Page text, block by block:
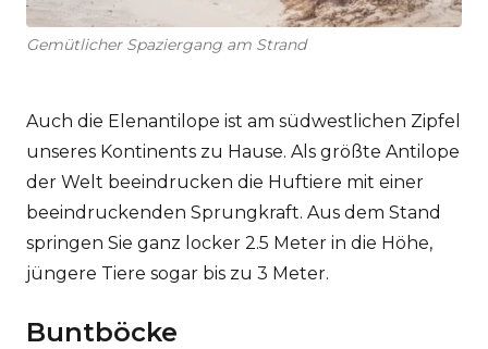
Gemütlicher Spaziergang am Strand
Auch die Elenantilope ist am südwestlichen Zipfel
unseres Kontinents zu Hause. Als größte Antilope
der Welt beeindrucken die Huftiere mit einer
beeindruckenden Sprungkraft. Aus dem Stand
springen Sie ganz locker 2.5 Meter in die Höhe,
jüngere Tiere sogar bis zu 3 Meter.
Buntböcke